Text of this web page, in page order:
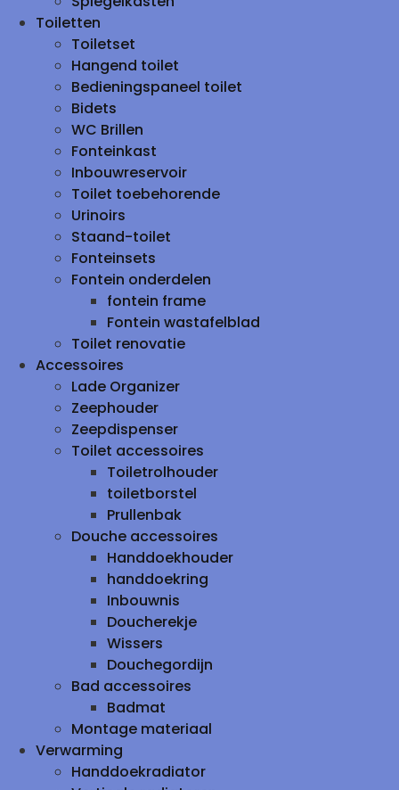
Toiletten
Toiletset
Hangend toilet
Bedieningspaneel toilet
Bidets
WC Brillen
Fonteinkast
Inbouwreservoir
Toilet toebehorende
Urinoirs
Staand-toilet
Fonteinsets
Fontein onderdelen
fontein frame
Fontein wastafelblad
Toilet renovatie
Accessoires
Lade Organizer
Zeephouder
Zeepdispenser
Toilet accessoires
Toiletrolhouder
toiletborstel
Prullenbak
Douche accessoires
Handdoekhouder
handdoekring
Inbouwnis
Doucherekje
Wissers
Douchegordijn
Bad accessoires
Badmat
Montage materiaal
Verwarming
Handdoekradiator